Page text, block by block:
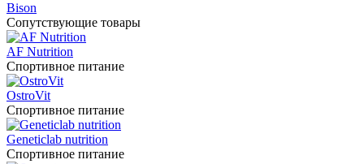
Bison
Сопутствующие товары
AF Nutrition
Спортивное питание
OstroVit
Спортивное питание
Geneticlab nutrition
Спортивное питание